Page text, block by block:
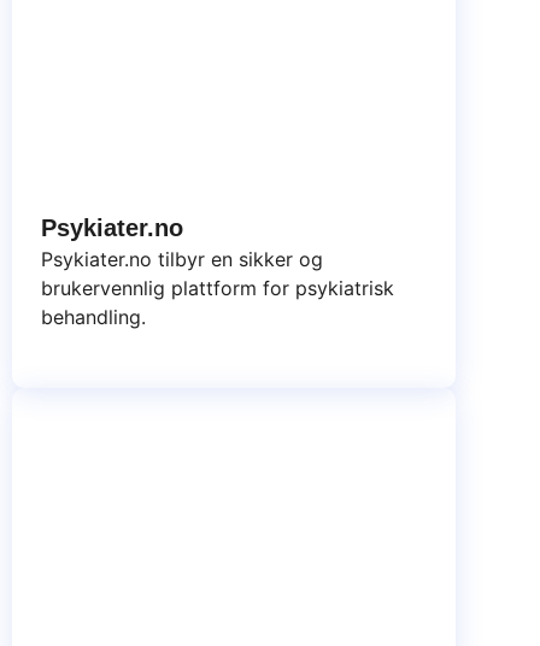
Psykiater.no
Psykiater.no tilbyr en sikker og
brukervennlig plattform for psykiatrisk
behandling.